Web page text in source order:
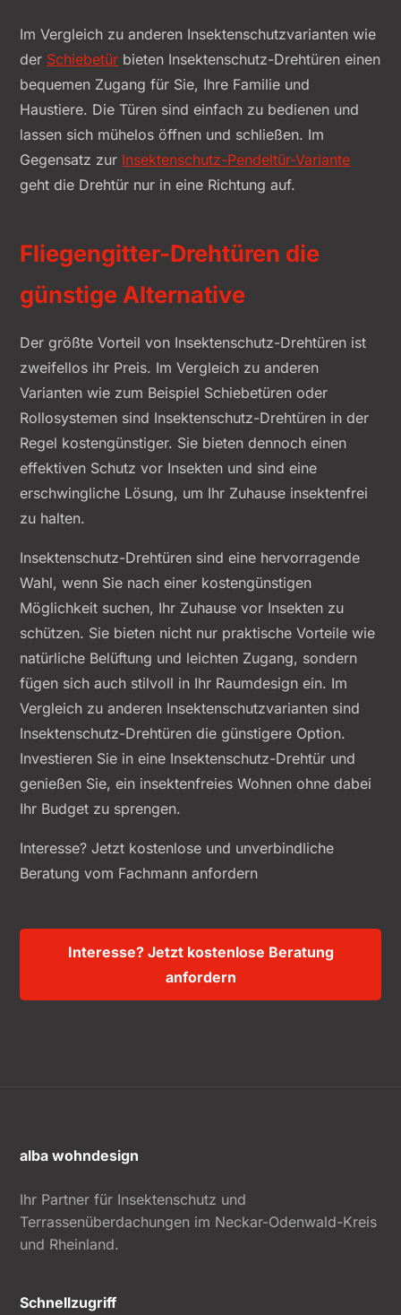
Im Vergleich zu anderen Insektenschutzvarianten wie
der Schiebetür bieten Insektenschutz-Drehtüren einen
bequemen Zugang für Sie, Ihre Familie und
Haustiere. Die Türen sind einfach zu bedienen und
lassen sich mühelos öffnen und schließen. Im
Gegensatz zur Insektenschutz-Pendeltür-Variante
geht die Drehtür nur in eine Richtung auf.
Fliegengitter-Drehtüren die
günstige Alternative
Der größte Vorteil von Insektenschutz-Drehtüren ist
zweifellos ihr Preis. Im Vergleich zu anderen
Varianten wie zum Beispiel Schiebetüren oder
Rollosystemen sind Insektenschutz-Drehtüren in der
Regel kostengünstiger. Sie bieten dennoch einen
effektiven Schutz vor Insekten und sind eine
erschwingliche Lösung, um Ihr Zuhause insektenfrei
zu halten.
Insektenschutz-Drehtüren sind eine hervorragende
Wahl, wenn Sie nach einer kostengünstigen
Möglichkeit suchen, Ihr Zuhause vor Insekten zu
schützen. Sie bieten nicht nur praktische Vorteile wie
natürliche Belüftung und leichten Zugang, sondern
fügen sich auch stilvoll in Ihr Raumdesign ein. Im
Vergleich zu anderen Insektenschutzvarianten sind
Insektenschutz-Drehtüren die günstigere Option.
Investieren Sie in eine Insektenschutz-Drehtür und
genießen Sie, ein insektenfreies Wohnen ohne dabei
Ihr Budget zu sprengen.
Interesse? Jetzt kostenlose und unverbindliche
Beratung vom Fachmann anfordern
Interesse? Jetzt kostenlose Beratung
anfordern
alba wohndesign
Ihr Partner für Insektenschutz und
Terrassenüberdachungen im Neckar-Odenwald-Kreis
und Rheinland.
Schnellzugriff